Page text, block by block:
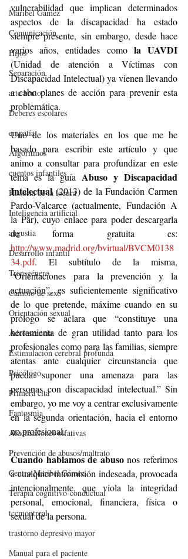
Maribel Gámez
Comunicación
Hijos
Separación
arte bruto
Deberes escolares
empatía
Algoritmos
cuentos infantiles
Historia de la locura
Inteligencia artificial
angustia
Desarrollo infantil
Transgénero
Cambio de sexo
Orientación sexual
Adolescencia
Estimulación cerebral profunda
Psicólogo
Primera cita
Fantosmia
Alucinaciones olfativas
Prevención de abusos/maltrato
Centro Maribel Gámez
Terapia cognitivo-conductual
tccmontreal
trastorno depresivo mayor
Manual para el paciente
vulnerabilidad que implican determinados
aspectos de la discapacidad ha estado
siempre presente, sin embargo, desde hace
varios años, entidades como la UAVDI
(Unidad de atención a Víctimas con
Discapacidad Intelectual) ya vienen llevando
a cabo planes de acción para prevenir esta
problemática.
Uno de los materiales en los que me he
basado para escribir este artículo y que
animo a consultar para profundizar en este
tema es la guía Abuso y Discapacidad
Intelectual (2013) de la Fundación Carmen
Pardo-Valcarce (actualmente, Fundación A
la Par), cuyo enlace para poder descargarla
http://www.madrid.org/bvirtual/BVCM0138
34.pdf. El subtítulo de la misma,
“Orientaciones para la prevención y la
actuación”, es suficientemente significativo
de lo que pretende, máxime cuando en su
prólogo se aclara que “constituye una
herramienta de gran utilidad tanto para los
profesionales como para las familias, siempre
atentas ante cualquier circunstancia que
pueda suponer una amenaza para las
personas con discapacidad intelectual.” Sin
embargo, yo me voy a centrar exclusivamente
en la segunda orientación, hacia el entorno
no profesional.
Cuando hablamos de abuso nos referimos
a cualquier intromisión indeseada, provocada
intencionalmente, que viola la integridad
personal, emocional, financiera, física o
sexual de la persona.